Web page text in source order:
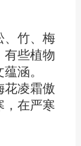
、竹、梅
有些植物
涵。
花凌霜傲
，在严寒